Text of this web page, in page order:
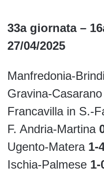
33a giornata –
27/04/2025
Manfredonia-
Gravina-Casarano
Francavilla in S.-
F. Andria-Martina
Ugento-Matera 1-
Ischia-Palmese 1-